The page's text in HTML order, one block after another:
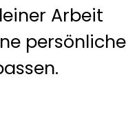
Arbeit